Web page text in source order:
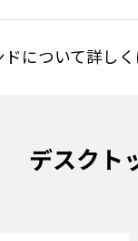
ドについて詳し
デスクト